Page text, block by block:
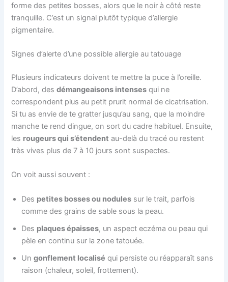
forme des petites bosses, alors que le noir à côté reste
tranquille. C’est un signal plutôt typique d’allergie
pigmentaire.
Signes d’alerte d’une possible allergie au tatouage
Plusieurs indicateurs doivent te mettre la puce à l’oreille.
D’abord, desdémangeaisons intenses qui ne
correspondent plus au petit prurit normal de cicatrisation.
Si tu as envie de te gratter jusqu’au sang, que la moindre
manche te rend dingue, on sort du cadre habituel. Ensuite,
les rougeurs qui s’étendent au-delà du tracé ou restent
très vives plus de 7 à 10 jours sont suspectes.
On voit aussi souvent :
Des petites bosses ou nodules sur le trait, parfois
comme des grains de sable sous la peau.
Des plaques épaisses, un aspect eczéma ou peau qui
pèle en continu sur la zone tatouée.
Ungonflement localisé qui persiste ou réapparaît sans
raison (chaleur, soleil, frottement).